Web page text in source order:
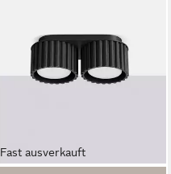
Fast ausverkauft